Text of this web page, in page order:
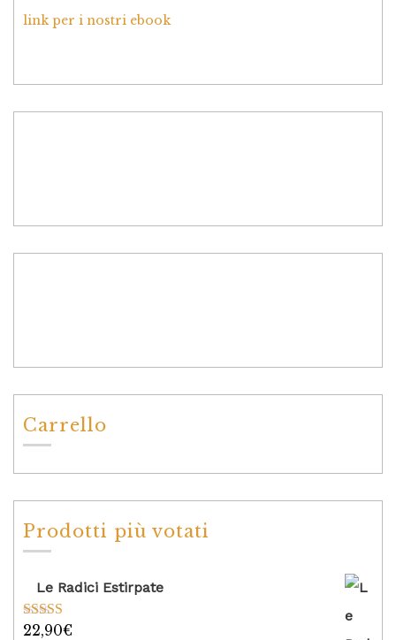
link per i nostri ebook
Carrello
Prodotti più votati
Le Radici Estirpate
Valutato
22,90€